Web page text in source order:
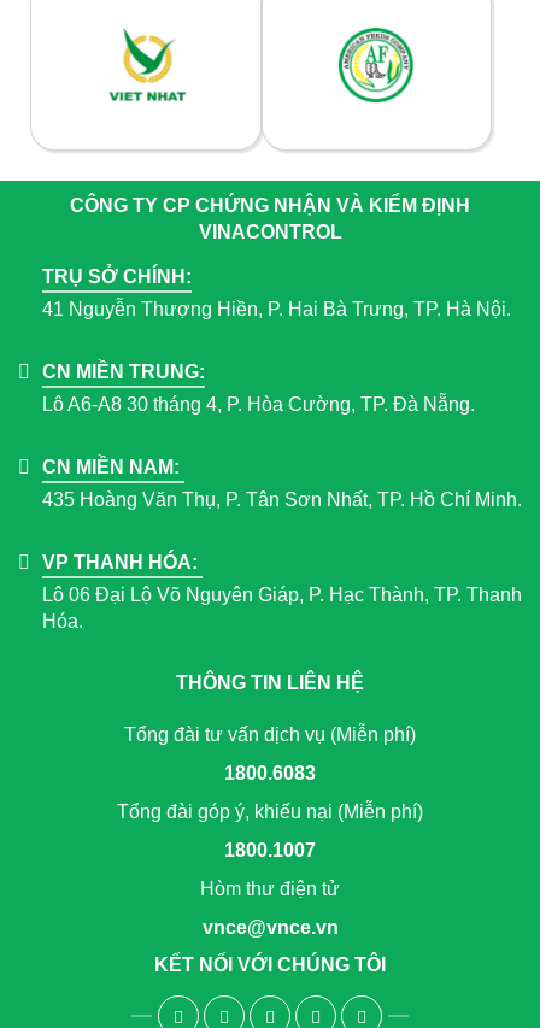
CÔNG TY CP CHỨNG NHẬN VÀ KIỂM ĐỊNH
VINACONTROL
TRỤ SỞ CHÍNH:
41 Nguyễn Thượng Hiền, P. Hai Bà Trưng, TP. Hà Nội.
CN MIỀN TRUNG:
Lô A6-A8 30 tháng 4, P. Hòa Cường, TP. Đà Nẵng.
CN MIỀN NAM:
435 Hoàng Văn Thụ, P. Tân Sơn Nhất, TP. Hồ Chí Minh.
VP THANH HÓA:
Lô 06 Đại Lộ Võ Nguyên Giáp, P. Hạc Thành, TP. Thanh
Hóa.
THÔNG TIN LIÊN HỆ
Tổng đài tư vấn dịch vụ (Miễn phí)
1800.6083
Tổng đài góp ý, khiếu nại (Miễn phí)
1800.1007
Hòm thư điện tử
vnce@vnce.vn
KẾT NỐI VỚI CHÚNG TÔI